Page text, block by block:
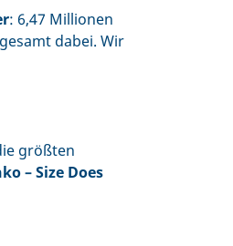
: 6,47 Millionen
dabei. Wir
größten
– Size Does